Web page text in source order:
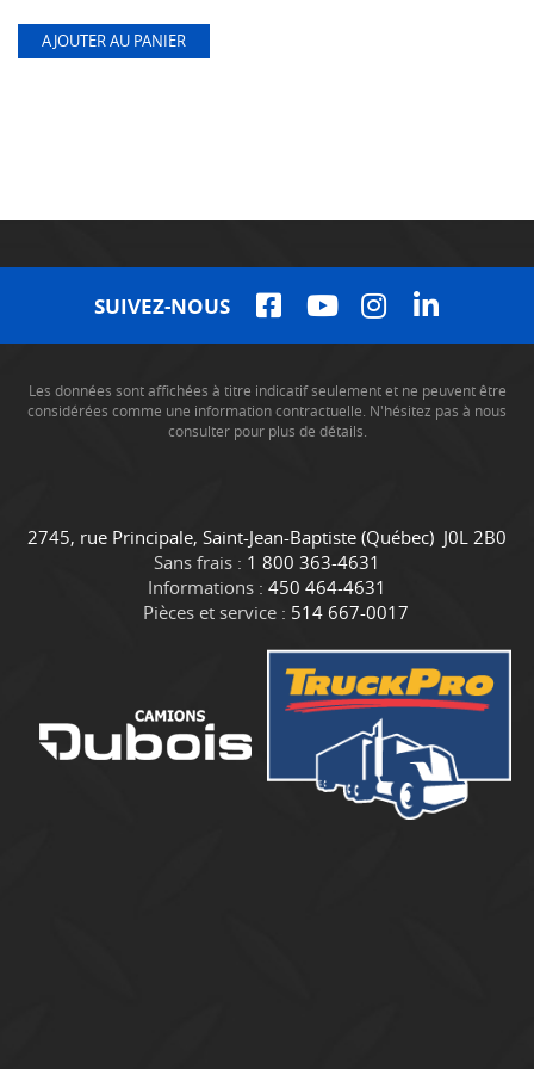
AJOUTER AU PANIER
SUIVEZ-NOUS
Les données sont affichées à titre indicatif seulement et ne peuvent être
considérées comme une information contractuelle. N'hésitez pas à nous
consulter pour plus de détails.
C
o
n
t
a
C
a
m
i
o
b
2745, rue Principale, Saint-Jean-Baptiste (Québec) J0L 2B0
Sans frais : 1 800 363-4631
Informations : 450 464-4631
Pièces et service : 514 667-0017